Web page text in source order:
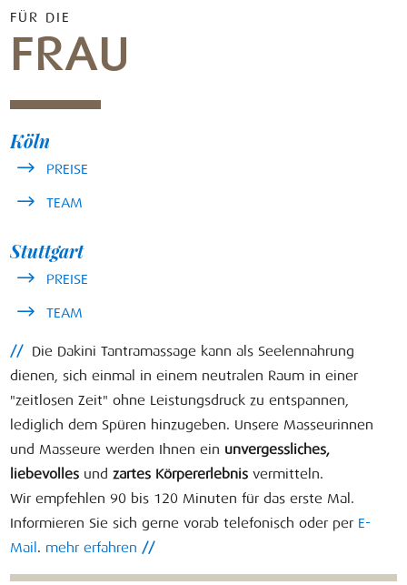
FÜR DIE
FRAU
Köln
PREISE
TEAM
Stuttgart
PREISE
TEAM
// Die Dakini Tantramassage kann als Seelennahrung
dienen, sich einmal in einem neutralen Raum in einer
"zeitlosen Zeit" ohne Leistungsdruck zu entspannen,
lediglich dem Spüren hinzugeben. Unsere Masseurinnen
und Masseure werden Ihnen ein unvergessliches,
liebevolles und zartes Körpererlebnisvermitteln.
Wir empfehlen 90 bis 120 Minuten für das erste Mal.
Informieren Sie sich gerne vorab telefonisch oder per E-
Mail . mehr erfahren //